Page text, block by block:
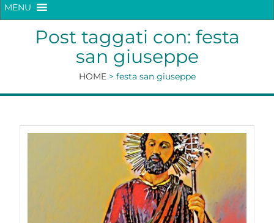
MENU
Post taggati con: festa
san giuseppe
HOME> festa san giuseppe